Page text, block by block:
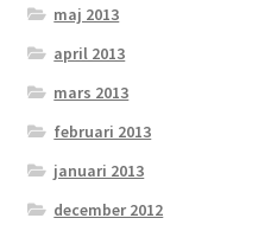
maj 2013
april 2013
mars 2013
februari 2013
januari 2013
december 2012